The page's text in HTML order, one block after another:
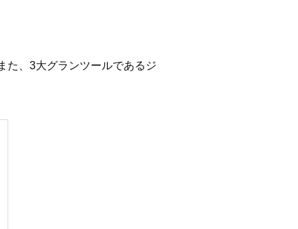
た、3大グランツールであるジ